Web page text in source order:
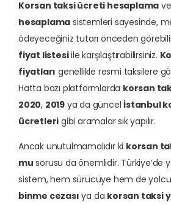
Korsan taksi ücreti hesaplama ve
hesaplama sistemleri sayesinde,
ödeyeceğiniz tutarı önceden
fiyat listesiile karşılaştırabilirsiniz.
fiyatları genellikle resmi taksilere
Hatta bazı platformlarda korsan
2020, 2019 ya da güncelİstanbul
ücretleri gibi aramalar sık yapılır.
Ancak unutulmamalıdır ki korsan
mu sorusu da önemlidir. Türkiye’de
sistem, hem sürücüye hem de
binme cezası ya da korsan taksi